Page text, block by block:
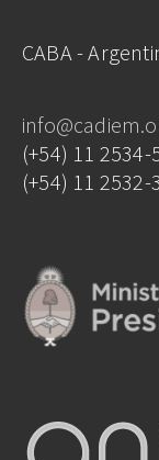
CABA -
(+54) 11 2534-
(+54) 11 2532-